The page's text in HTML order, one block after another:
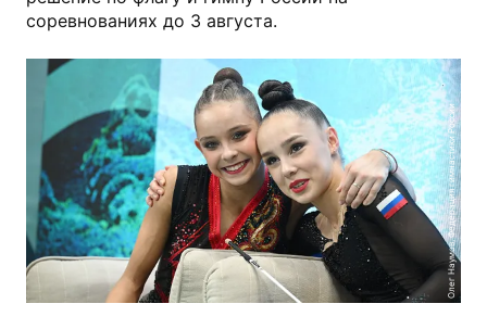
соревнованиях до 3 августа.
Олег Наумов, Федерация гимнастики России